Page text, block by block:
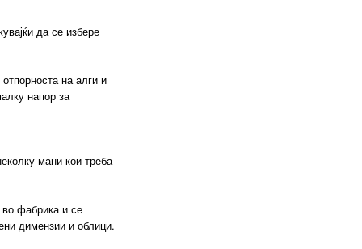
за
и
на
да се избере
на алги и
напор за
мани кои треба
во фабрика и се
димензии и облици.